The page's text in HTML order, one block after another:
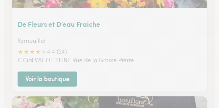
De Fleurs et D’eau Fraiche
Vernouillet
★★★★
4.4 (24)
C.Cial VAL DE SEINE Rue de la Grosse Pierre
Voir la boutique